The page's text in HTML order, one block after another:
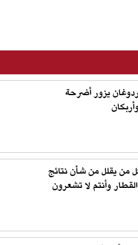
يزور أضرحة
من يقلل من شأن نتائج
وأنتم لا تشعرون